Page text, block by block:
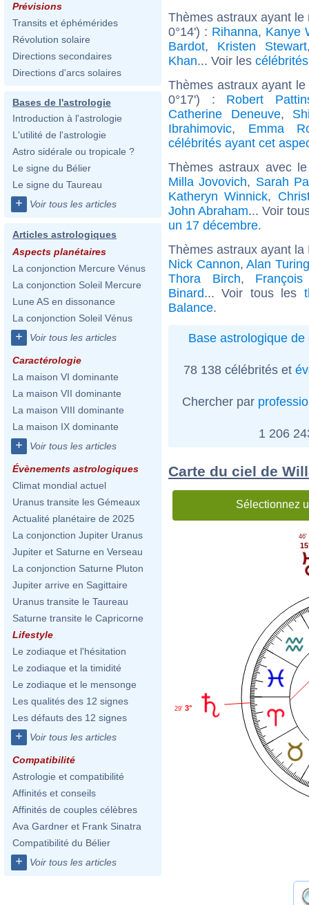
Prévisions
Transits et éphémérides
Révolution solaire
Directions secondaires
Directions d'arcs solaires
Bases de l'astrologie
Introduction à l'astrologie
L'utilité de l'astrologie
Astro sidérale ou tropicale ?
Le signe du Bélier
Le signe du Taureau
+ Voir tous les articles
Articles astrologiques
Aspects planétaires
La conjonction Mercure Vénus
La conjonction Soleil Mercure
Lune AS en dissonance
La conjonction Soleil Vénus
+ Voir tous les articles
Caractérologie
La maison VI dominante
La maison VII dominante
La maison VIII dominante
La maison IX dominante
+ Voir tous les articles
Évènements astrologiques
Climat mondial actuel
Uranus transite les Gémeaux
Actualité planétaire de 2025
La conjonction Jupiter Uranus
Jupiter et Saturne en Verseau
La conjonction Saturne Pluton
Jupiter arrive en Sagittaire
Uranus transite le Taureau
Saturne transite le Capricorne
Lifestyle
Le zodiaque et l'hésitation
Le zodiaque et la timidité
Le zodiaque et le mensonge
Les qualités des 12 signes
Les défauts des 12 signes
+ Voir tous les articles
Compatibilité
Astrologie et compatibilité
Affinités et conseils
Affinités de couples célèbres
Ava Gardner et Frank Sinatra
Compatibilité du Bélier
+ Voir tous les articles
Thèmes astraux ayant
0°14') : Rihanna, Kanye
Bardot, Kristen Stewart
Khan... Voir les
Thèmes astraux ayant
0°17') : Robert
Catherine Deneuve,
Ibrahimovic, Emma
célébrités ayant cet
Thèmes astraux avec
Milla Jovovich, Sarah
Katheryn Winnick,
John Abraham... Voir
un 17 décembre.
Thèmes astraux ayant
Nick Cannon,Alan
Thora Birch,
Binard... Voir tous les
Balance.
Base astrologique de
78 138 célébrités et
Chercher par
1 206
Carte du ciel de
Sélectionnez
46'
3°
29'